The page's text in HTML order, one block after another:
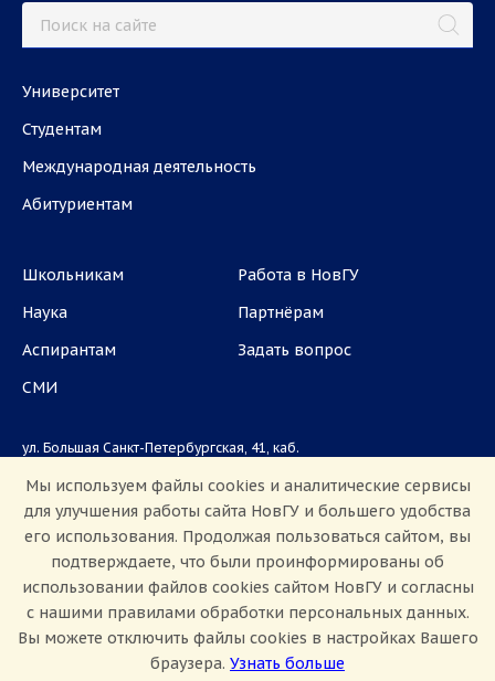
Университет
Студентам
Международная деятельность
Абитуриентам
Школьникам
Наука
Аспирантам
СМИ
Работа в НовГУ
Партнёрам
Задать вопрос
ул. Большая Санкт-Петербургская, 41, каб.
Приемная комиссия: +7(8162)33-20-44
Мы используем файлы cookies и аналитические сервисы
для улучшения работы сайта НовГУ и большего удобства
его использования. Продолжая пользоваться сайтом, вы
подтверждаете, что были проинформированы об
использовании файлов cookies сайтом НовГУ и согласны
с нашими правилами обработки персональных данных.
Вы можете отключить файлы cookies в настройках Вашего
браузера. Узнать больше